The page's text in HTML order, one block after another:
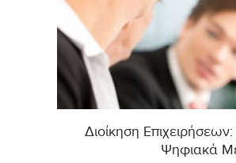
Διοίκηση
Ψηφιακά